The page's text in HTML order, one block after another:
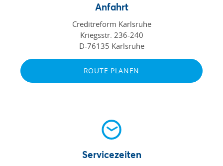
Anfahrt
Creditreform Karlsruhe
Kriegsstr. 236-240
D-76135 Karlsruhe
ROUTE PLANEN
Servicezeiten